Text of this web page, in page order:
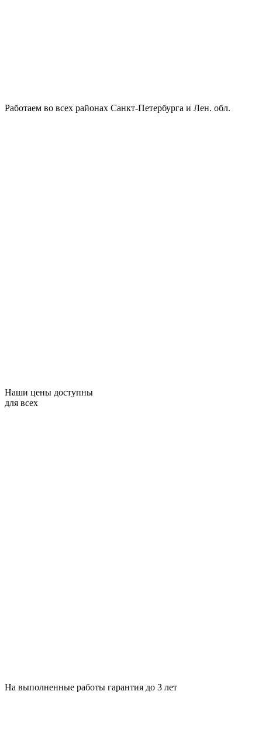
Работаем во всех районах Санкт-Петербурга и Лен. обл.
Наши цены доступны
для всех
На выполненные работы гарантия до 3 лет